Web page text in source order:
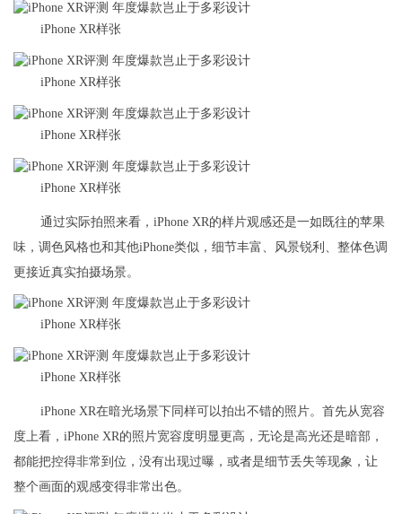
iPhone XR样张
iPhone XR样张
iPhone XR样张
iPhone XR样张
通过实际拍照来看，iPhone XR的样片观感还是一如既往的苹果
味，调色风格也和其他iPhone类似，细节丰富、风景锐利、整体色调
更接近真实拍摄场景。
iPhone XR样张
iPhone XR样张
iPhone XR在暗光场景下同样可以拍出不错的照片。首先从宽容
度上看，iPhone XR的照片宽容度明显更高，无论是高光还是暗部，
都能把控得非常到位，没有出现过曝，或者是细节丢失等现象，让
整个画面的观感变得非常出色。